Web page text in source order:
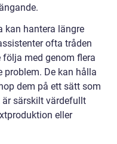
kan hantera längre
ofta tråden
följa med genom flera
problem. De kan hålla
dem på ett sätt som
är särskilt värdefullt
eller